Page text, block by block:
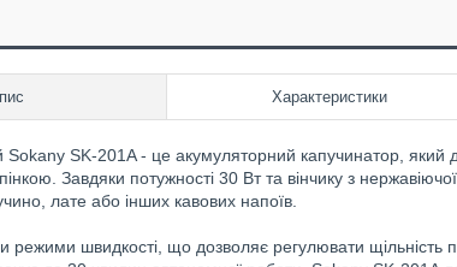
Характеристики
Sokany SK-201A - це акумуляторний капучинатор, який
Завдяки потужності 30 Вт та вінчику з
лате або інших кавових напоїв.
режими швидкості, що дозволяє регулювати щільність